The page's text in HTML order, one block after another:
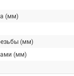
(мм)
(мм)
(мм)